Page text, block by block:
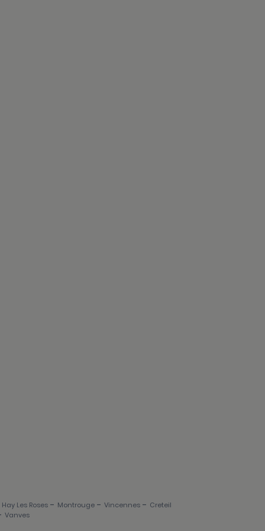
Hay Les Roses - Montrouge - Vincennes - Creteil
Vanves